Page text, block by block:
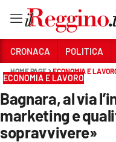
Sezioni
CRONACA
CRONACA POLITICA
HOME PAGE ECONOMIA E
ECONOMIA E LAVORO
Bagnara, al via
marketing e
sopravvivere»